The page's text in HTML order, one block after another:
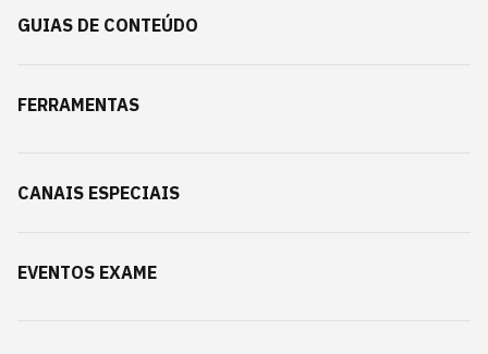
GUIAS DE CONTEÚDO
FERRAMENTAS
CANAIS ESPECIAIS
EVENTOS EXAME